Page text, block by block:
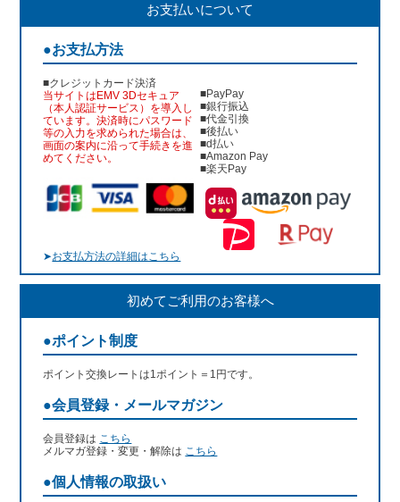
お支払いについて
●お支払方法
■クレジットカード決済
当サイトはEMV 3Dセキュア
（本人認証サービス）を導入し
ています。決済時にパスワード
等の入力を求められた場合は、
画面の案内に沿って手続きを進
めてください。
■PayPay
■銀行振込
■代金引換
■後払い
■d払い
■Amazon Pay
■楽天Pay
➤お支払方法の詳細はこちら
初めてご利用のお客様へ
●ポイント制度
ポイント交換レートは1ポイント＝1円です。
●会員登録・メールマガジン
会員登録は こちら
メルマガ登録・変更・解除は こちら
●個人情報の取扱い